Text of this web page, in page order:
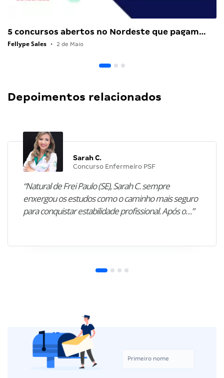
5 concursos abertos no Nordeste que pagam…
Fellype Sales • 2 de Maio
Depoimentos relacionados
Sarah C.
Concurso Enfermeiro PSF
“Natural de Frei Paulo (SE), Sarah C. sempre
enxergou os estudos como o caminho mais seguro
para conquistar estabilidade profissional. Após o…”